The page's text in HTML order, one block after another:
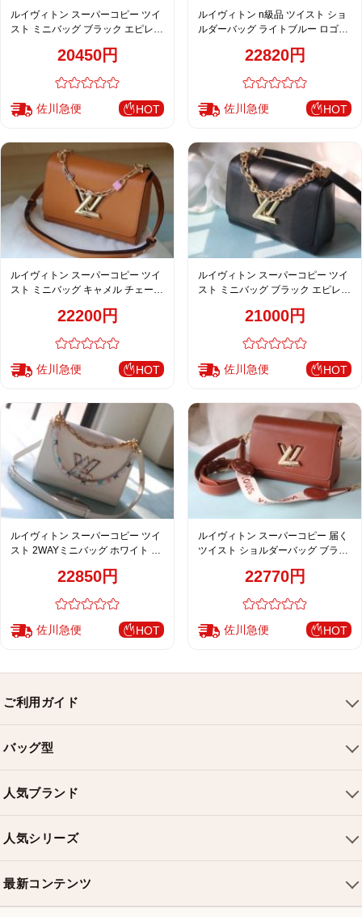
ルイヴィトン スーパーコピー ツイ
スト ミニバッグ ブラック エピレザ
M50281 M50280 M50282
20450円
佐川急便 HOT
ルイヴィトン n級品 ツイスト ショ
ルダーバッグ ライトブルー ロゴス
新作 M50357 M57505 M57506
22820円
佐川急便 HOT
ルイヴィトン スーパーコピー ツイ
スト ミニバッグ キャメル チェーン
筋 M50385 M20846 M20840
22200円
佐川急便 HOT
ルイヴィトン スーパーコピー ツイ
スト ミニバッグ ブラック エピレザ
M50369 M59402 M59403 M59627
21000円
佐川急便 HOT
ルイヴィトン スーパーコピー ツイ
スト 2WAYミニバッグ ホワイト エ
M50508 M13243 M13678
22850円
佐川急便 HOT
ルイヴィトン スーパーコピー 届く
ツイスト ショルダーバッグ ブラウ
ディース 売れ筋 M50501 M24758
22770円
佐川急便 HOT
ご利用ガイド
配送について
返品・交換
お問い合わせ
バッグ型
ショルダーバッグ
クロスボディバッグ
ミニバッグ
バケットバッグ
人気ブランド
シャネルバッグ
ディオールバッグ
人気シリーズ
最新コンテンツ